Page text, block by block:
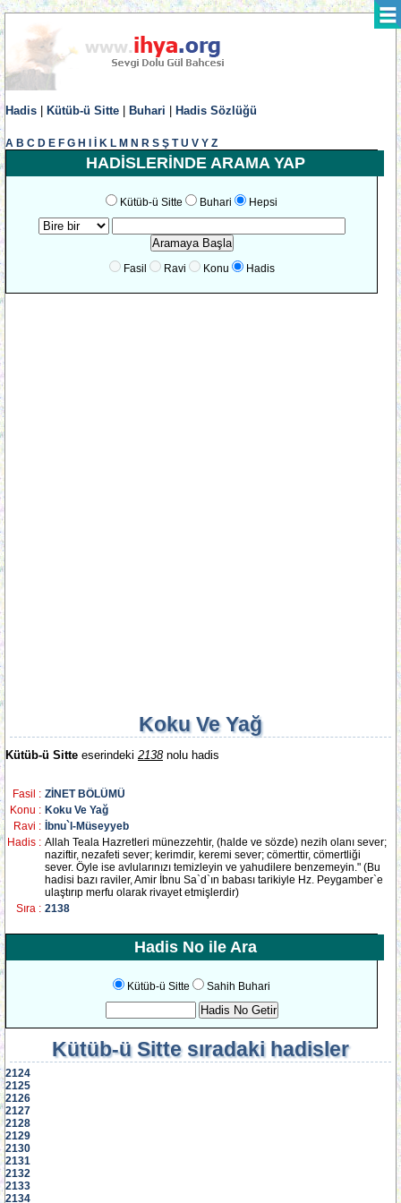
Hadis Kütüb-ü Sitte Buhari Hadis Sözlüğü
A B C D E F G H K L M N R S Ş T U V Y Z
HADİSLERİNDE ARAMA YAP
Kütüb-ü Sitte Buhari Hepsi
Fasil Ravi Konu Hadis
Koku Ve Yağ
Kütüb-ü Sitte eserindeki 2138nolu hadis
Fasil : ZİNET BÖLÜMÜ
Konu : Koku Ve Yağ
Ravi :
İbnu`l-Müseyyeb
Hadis : Allah Teala Hazretleri münezzehtir, (halde ve sözde) nezih olanı sever;
naziftir, nezafeti sever; kerimdir, keremi sever; cömerttir, cömertliği
sever. Öyle ise avlularınızı temizleyin ve yahudilere benzemeyin." (Bu
hadisi bazı raviler, Amir İbnu Sa`d`ın babası tarikiyle Hz. Peygamber`e
ulaştırıp merfu olarak rivayet etmişlerdir)
Sıra : 2138
Hadis No ile Ara
Kütüb-ü Sitte Sahih Buhari
Kütüb-ü Sittesıradaki hadisler
2124
2125
2126
2127
2128
2129
2130
2131
2132
2133
2134